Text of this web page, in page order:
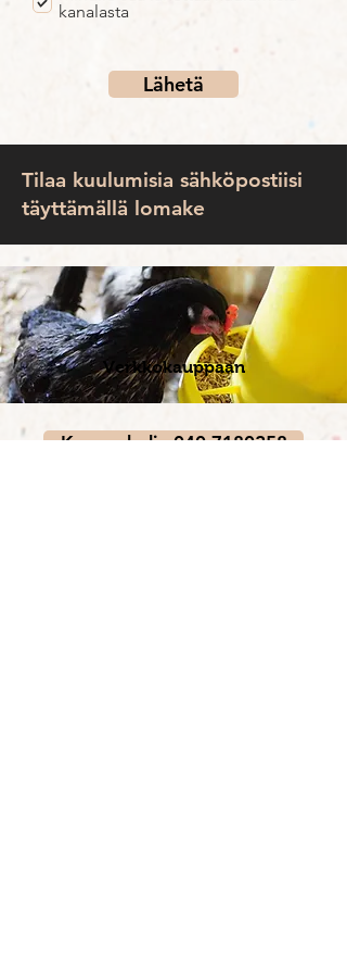
kanalasta
Lähetä
Tilaa kuulumisia sähköpostiisi
täyttämällä lomake
Verkkokauppaan
Kanapuhelin 040 7180258